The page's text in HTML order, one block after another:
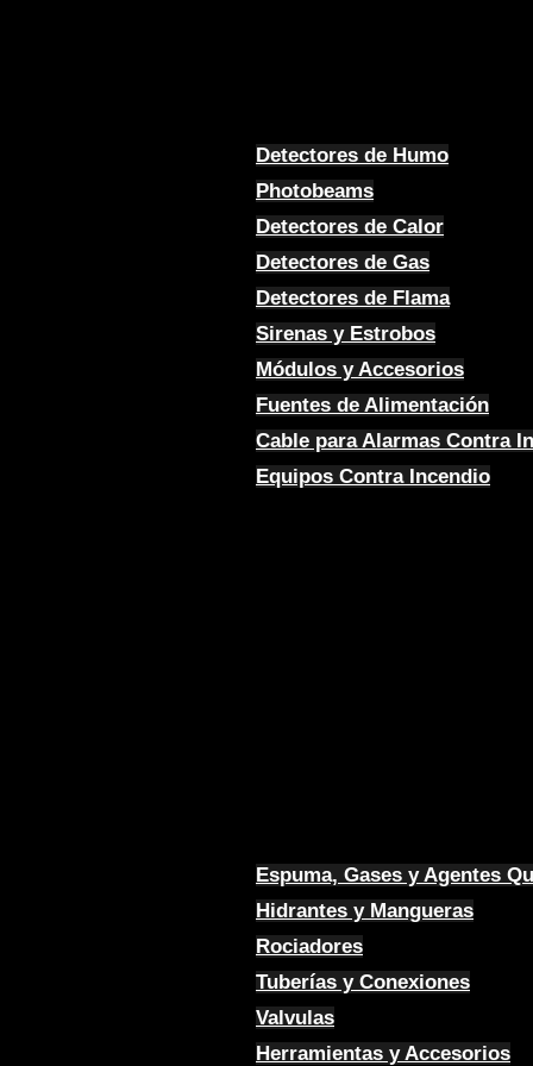
Detectores de Humo
Photobeams
Detectores de Calor
Detectores de Gas
Detectores de Flama
Sirenas y Estrobos
Módulos y Accesorios
Fuentes de Alimentación
Cable para Alarmas Contra
Equipos Contra Incendio
Espuma, Gases y Agentes
Hidrantes y Mangueras
Rociadores
Tuberías y Conexiones
Valvulas
Herramientas y Accesorios